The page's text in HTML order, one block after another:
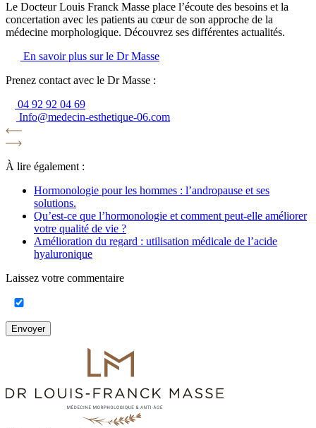
Le Docteur Louis Franck Masse place l’écoute des besoins et la
concertation avec les patients au cœur de son approche de la
médecine morphologique. Découvrez ses différentes actualités.
En savoir plus sur le Dr Masse
Prenez contact avec le Dr Masse :
04 92 92 04 69
Info@medecin-esthetique-06.com
À lire également :
Hormonologie pour les hommes : l’andropause et ses
solutions.
Qu’est-ce que l’hormonologie et comment peut-elle améliorer
votre qualité de vie ?
Amélioration du regard : utilisation médicale de l’acide
hyaluronique
Laissez votre commentaire
Envoyer